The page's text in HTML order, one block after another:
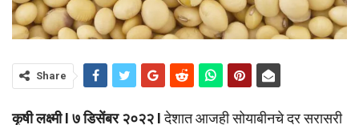
Share
कृषी लक्ष्मी I ७ डिसेंबर २०२२ Iदेशात आजही सोयाबीनचे दर सरासरी